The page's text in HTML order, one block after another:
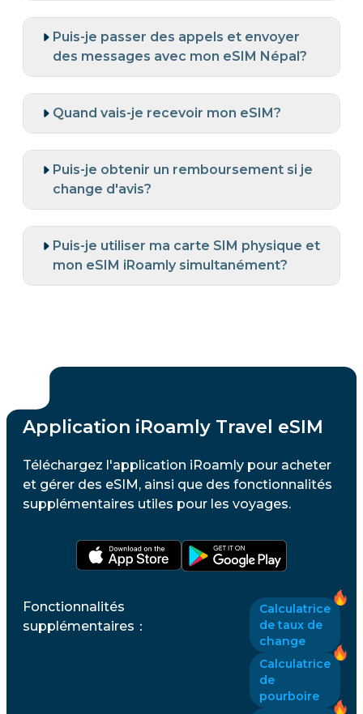
Puis-je passer des appels et envoyer
des messages avec mon eSIM Népal?
Quand vais-je recevoir mon eSIM?
Puis-je obtenir un remboursement si je
change d'avis?
Puis-je utiliser ma carte SIM physique et
mon eSIM iRoamly simultanément?
Application iRoamly Travel eSIM
Téléchargez l'application iRoamly pour acheter
et gérer des eSIM, ainsi que des fonctionnalités
supplémentaires utiles pour les voyages.
Fonctionnalités
supplémentaires ：
Calculatrice
de taux de
change
Calculatrice
de
pourboire